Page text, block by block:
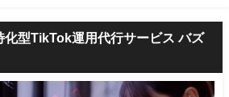
型TikTok運用代行サービス バズ